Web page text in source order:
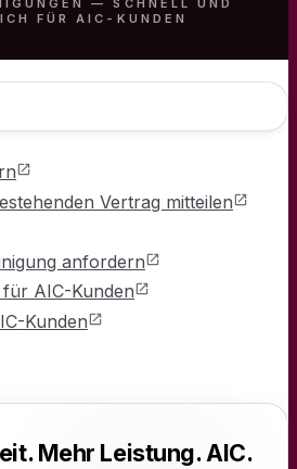
— SCHNELL UND
FÜR AIC-KUNDEN
Vertrag mitteilen
anfordern
AIC-Kunden
Kunden
Mehr Leistung. AIC.